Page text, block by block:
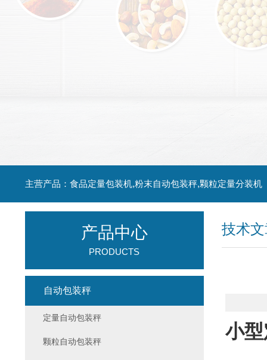
主营产品：食品定量包装机,粉末自动包装秤,颗粒定量分装机
技术
小
产品中心
PRODUCTS
自动包装秤
定量自动包装秤
颗粒自动包装秤